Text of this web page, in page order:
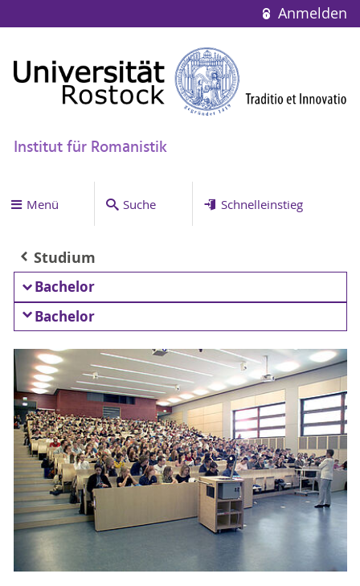
Anmelden
Institut für Romanistik
Menü Suche Schnelleinstieg
Studium
Bachelor
Bachelor